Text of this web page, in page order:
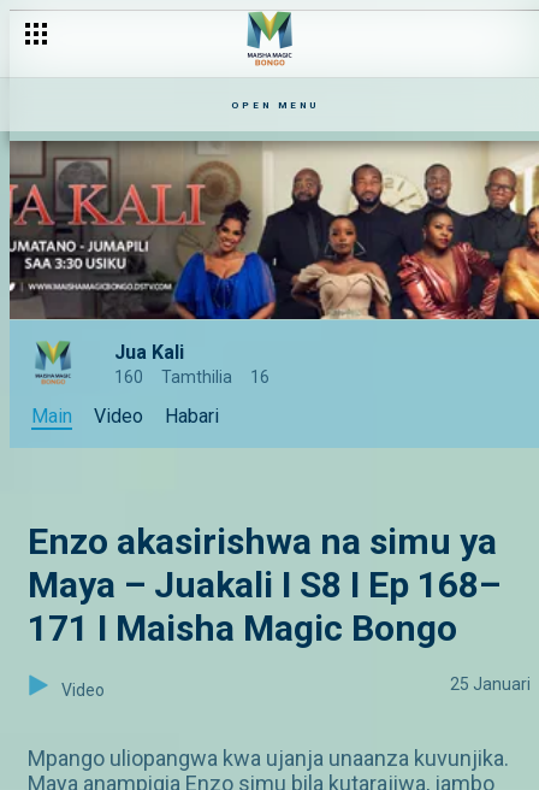
OPEN MENU
Jua Kali
160 Tamthilia 16
Main Video Habari
Enzo akasirishwa na simu ya
Maya – Juakali I S8 I Ep 168–
171 I Maisha Magic Bongo
Video 25 Januari
Mpango uliopangwa kwa ujanja unaanza kuvunjika.
Maya anampigia Enzo simu bila kutarajiwa, jambo
Kumbe Pete haikutupwa bwana I Juakali S8 I Ep 1 - 4